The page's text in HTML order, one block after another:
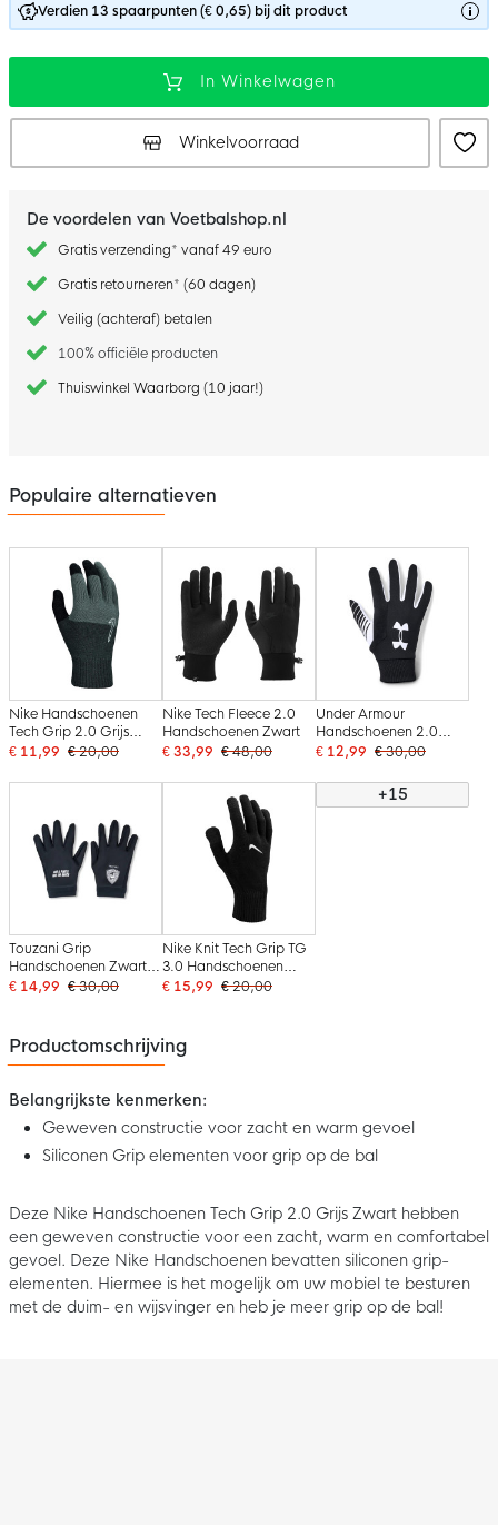
Verdien 13 spaarpunten (€ 0,65) bij dit product
In Winkelwagen
Winkelvoorraad
De voordelen van Voetbalshop.nl
Gratis verzending* vanaf 49 euro
Gratis retourneren* (60 dagen)
Veilig (achteraf) betalen
100% officiële producten
Thuiswinkel Waarborg (10 jaar!)
Populaire alternatieven
Nike Handschoenen
Tech Grip 2.0 Grijs
Zwart Wit
€ 11,99 € 20,00
Nike Tech Fleece 2.0
Handschoenen Zwart
€ 33,99 € 48,00
Under Armour
Handschoenen 2.0
Zwart Wit Wit
€ 12,99 € 30,00
Touzani Grip
Handschoenen Zwart
Wit
€ 14,99 € 30,00
Nike Knit Tech Grip TG
3.0 Handschoenen
Zwart Wit
€ 15,99 € 20,00
+15
Productomschrijving
Belangrijkste kenmerken:
Geweven constructie voor zacht en warm gevoel
Siliconen Grip elementen voor grip op de bal
Deze Nike Handschoenen Tech Grip 2.0 Grijs Zwart hebben
een geweven constructie voor een zacht, warm en comfortabel
gevoel. Deze Nike Handschoenen bevatten siliconen grip-
elementen. Hiermee is het mogelijk om uw mobiel te besturen
met de duim- en wijsvinger en heb je meer grip op de bal!